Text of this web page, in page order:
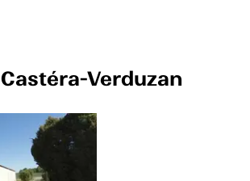
Castéra-Verduzan